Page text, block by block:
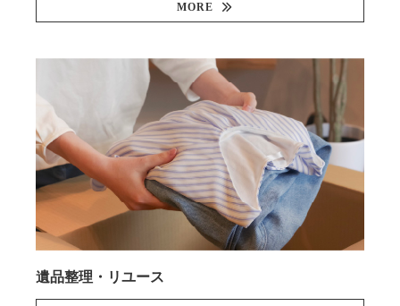
MORE
遺品整理・リユース